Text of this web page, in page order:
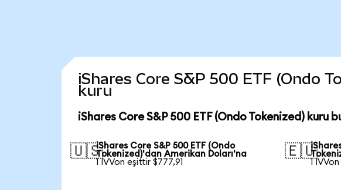
iShares Core S&P 500 ETF (Ondo
kuru
iShares Core S&P 500 ETF (Ondo Tokenized) kuru
🇺🇸iShares Core S&P 500 ETF (Ondo
Tokenized)'dan Amerikan Doları'na
1 IVVon eşittir $777,91
🇪🇺
1